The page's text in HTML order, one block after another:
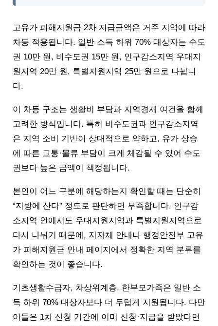
고유가 피해지원금 2차 지급금액은 거주 지역에 따라
차등 적용됩니다. 일반 소득 하위 70% 대상자는 수도
권 10만 원, 비수도권 15만 원, 인구감소지역 우대지
원지역 20만 원, 특별지원지역 25만 원으로 나뉩니
다.
이 차등 구조는 생활비 부담과 지역경제 여건을 함께
고려한 방식입니다. 특히 비수도권과 인구감소지역
은 지역 소비 기반이 상대적으로 약하고, 유가 상승
에 따른 교통·물류 부담이 크게 체감될 수 있어 수도
권보다 높은 금액이 책정됩니다.
본인이 어느 구분에 해당하는지 확인할 때는 단순히
“지방에 산다” 정도로 판단하면 부족합니다. 인구감
소지역 안에서도 우대지원지역과 특별지원지역으로
다시 나뉘기 때문에, 지자체 안내나 행정안전부 고유
가 피해지원금 안내 페이지에서 정확한 지역 분류를
확인하는 것이 좋습니다.
기초생활수급자, 차상위계층, 한부모가족은 일반 소
득 하위 70% 대상자보다 더 두텁게 지원됩니다. 다만
이들은 1차 신청 기간에 이미 신청·지급을 받았다면